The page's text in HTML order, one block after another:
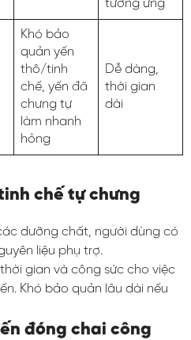
tương ứng
Khó bảo
quản yến
thô/tinh
chế, yến đã
chưng tự
làm nhanh
hỏng
Dễ dàng,
thời gian
dài
chế tự chưng
dưỡng chất, người dùng có
liệu phụ trợ.
thời gian và công sức cho việc
Khó bảo quản lâu dài nếu
đóng chai công